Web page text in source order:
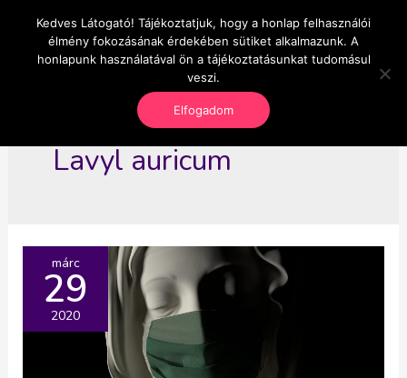
content
OnlineSeedsMan
Üzlet és szabadság
Main
Lavyl auricum
márc
29
2020
Kedves Látogató! Tájékoztatjuk, hogy a honlap felhasználói
élmény fokozásának érdekében sütiket alkalmazunk. A
honlapunk használatával ön a tájékoztatásunkat tudomásul
veszi.
Elfogadom